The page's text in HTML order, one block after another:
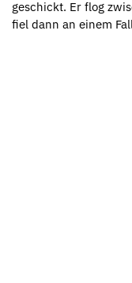
geschickt. Er flog
fiel dann an einem